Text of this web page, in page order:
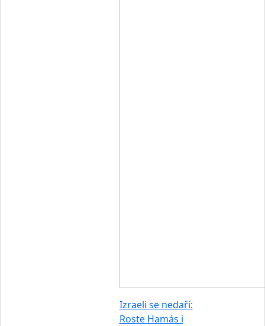
Izraeli se nedaří:
Roste Hamás i